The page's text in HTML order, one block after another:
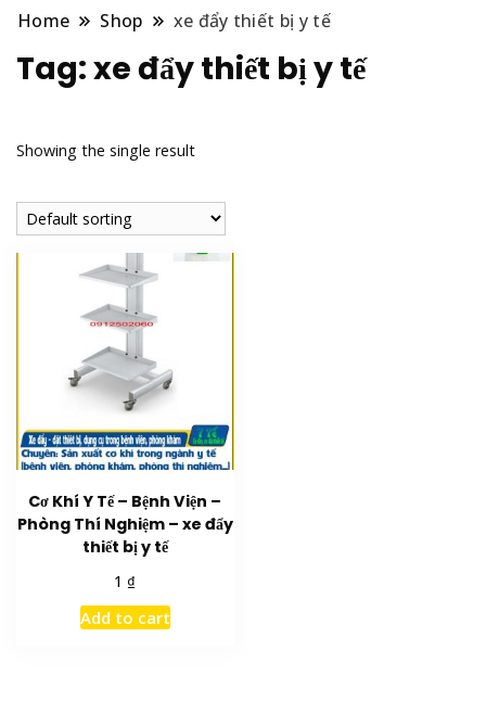
Home Shop xe đẩy thiết bị y tế
Tag:xe đẩy thiết bị y tế
Showing the single result
Cơ Khí Y Tế – Bệnh Viện –
Phòng Thí Nghiệm – xe đẩy
thiết bị y tế
1 ₫
Add to cart